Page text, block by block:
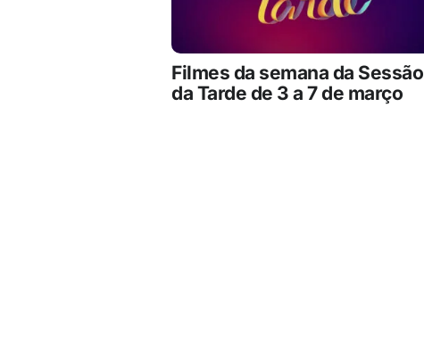
Filmes da semana da Sessão
da Tarde de 3 a 7 de março